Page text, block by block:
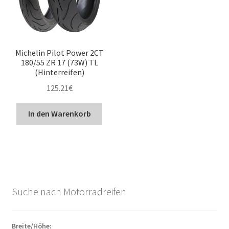
Michelin Pilot Power 2CT
180/55 ZR 17 (73W) TL
(Hinterreifen)
125.21€
In den Warenkorb
Suche nach Motorradreifen
Breite/Höhe: